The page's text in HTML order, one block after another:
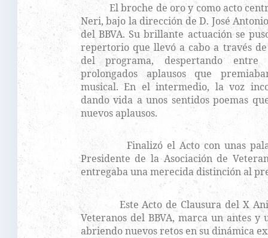
El broche de oro y como acto
Neri, bajo la dirección de D. José
del BBVA. Su brillante actuación se
repertorio que llevó a cabo a través
del programa, despertando
prolongados aplausos que
musical. En el intermedio, la voz
dando vida a unos sentidos poemas
nuevos aplausos.
Finalizó el Acto con unas
Presidente de la Asociación de
entregaba una merecida distinción al
Este Acto de Clausura del X
Veteranos del BBVA, marca un antes y
abriendo nuevos retos en su dinámica